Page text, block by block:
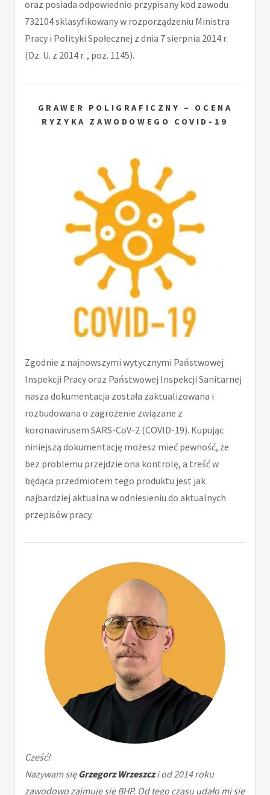
oraz posiada odpowiednio przypisany kod zawodu
732104 sklasyfikowany w rozporządzeniu Ministra
Pracy i Polityki Społecznej z dnia 7 sierpnia 2014 r.
(Dz. U. z 2014 r. , poz. 1145).
GRAWER POLIGRAFICZNY – OCENA
RYZYKA ZAWODOWEGO COVID-19
Zgodnie z najnowszymi wytycznymi Państwowej
Inspekcji Pracy oraz Państwowej Inspekcji Sanitarnej
nasza dokumentacja została zaktualizowana i
rozbudowana o zagrożenie związane z
koronawirusem SARS-CoV-2 (COVID-19). Kupując
niniejszą dokumentację możesz mieć pewność, że
bez problemu przejdzie ona kontrolę, a treść w
będąca przedmiotem tego produktu jest jak
najbardziej aktualna w odniesieniu do aktualnych
przepisów pracy.
Cześć!
Nazywam sięGrzegorz Wrzeszczi od 2014 roku
zawodowo zajmuję się BHP. Od tego czasu udało mi się